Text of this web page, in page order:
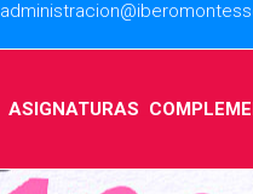
ASIGNATURAS